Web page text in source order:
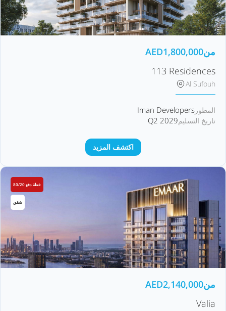
من AED1,800,000
113 Residences
Al Sufouh
المطور Iman Developers
تاريخ التسليمQ2 2029
اكتشف المزيد
خطة دفع 80/20
شقق
من AED2,140,000
Valia